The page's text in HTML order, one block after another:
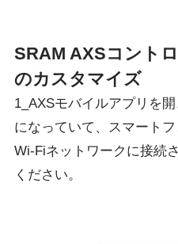
SRAM AXSコント
のカスタマイズ
1_AXSモバイルアプリを
になっていて、スマート
Wi-Fiネットワークに接続
ください。